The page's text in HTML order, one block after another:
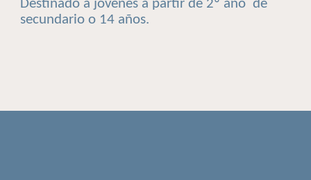
Destinado a jóvenes a partir de 2º año de
secundario o 14 años.